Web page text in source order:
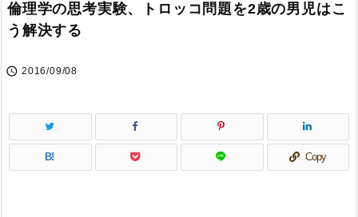
倫理学の思考実験、トロッコ問題を2歳の男児はこ
う解決する
 2016/09/08
B! Copy